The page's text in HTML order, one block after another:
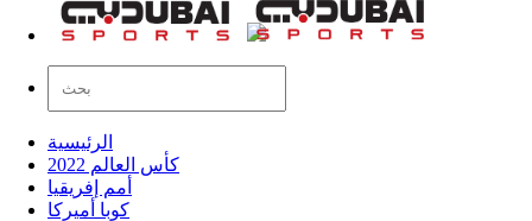
الرئيسية
كأس العالم 2022
أمم إفريقيا
كوبا أميركا